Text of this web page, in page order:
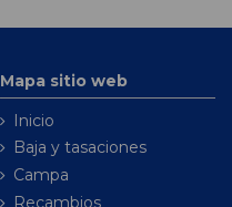
Mapa sitio web
Inicio
Baja y tasaciones
Campa
Recambios